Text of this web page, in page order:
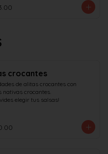
crocantes
de alitas crocantes con
nativas crocantes.
elegir tus salsas!